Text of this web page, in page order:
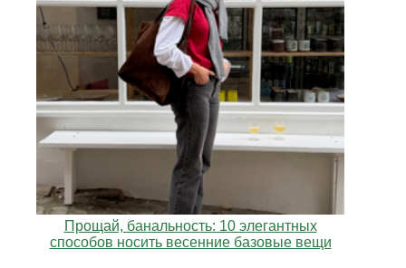
Прощай, банальность: 10 элегантных
способов носить весенние базовые вещи